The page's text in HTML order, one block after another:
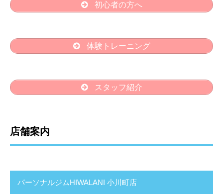
初心者の方へ
体験トレーニング
スタッフ紹介
店舗案内
パーソナルジムHIWALANI 小川町店